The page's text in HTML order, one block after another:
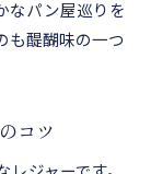
なパン屋巡りを
も醍醐味の一つ
コツ